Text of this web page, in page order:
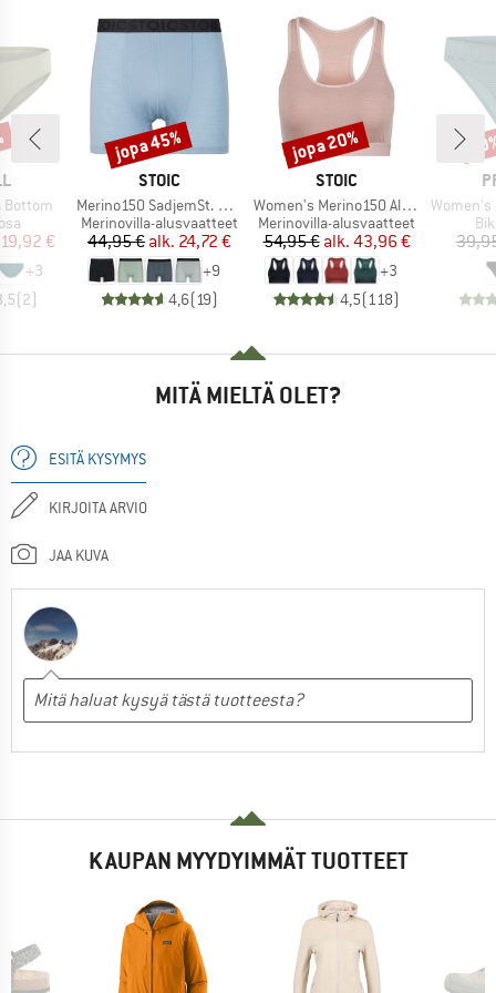
Bottom
hinta
19,92 €
+3
(2)
MERKKI
STOIC
Tuote
Merino150 SadjemSt. Boxer
Tuoteryhmä
Merinovilla-alusvaatteet
Hinta
44,95 € Alennettu hinta
alk. 24,72 €
+9
4,6(19)
Alennus
jopa 45%
MERKKI
STOIC
Tuote
Women's Merino150 AlsenSt. Bra
Tuoteryhmä
Merinovilla-alusvaatteet
Hinta
54,95 € Alennettu hinta
alk. 43,96 €
+3
4,5(118)
Alennus
jopa 20%
Tuote
Women's
MITÄ MIELTÄ OLET?
ESITÄ KYSYMYS
KIRJOITA ARVIO
JAA KUVA
KAUPAN MYYDYIMMÄT TUOTTEET